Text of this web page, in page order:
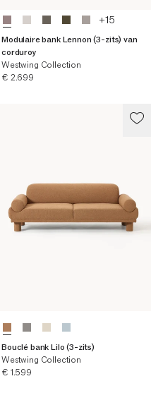
+15
Modulaire bank Lennon (3-zits) van
corduroy
Westwing Collection
Huidige prijs
€ 2.699
Bouclé bank Lilo (3-zits)
Westwing Collection
Huidige prijs
€ 1.599